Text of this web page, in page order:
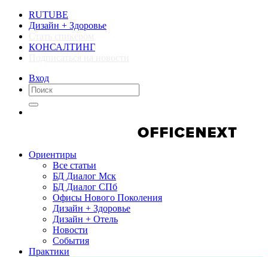
RUTUBE
Дизайн + Здоровье
КОНСАЛТИНГ
Вход
Ориентиры
Все статьи
БД Диалог Мск
БД Диалог СПб
Офисы Нового Поколения
Дизайн + Здоровье
Дизайн + Отель
Новости
События
Практики